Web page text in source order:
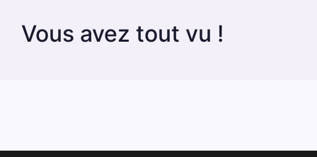
Vous avez tout vu !